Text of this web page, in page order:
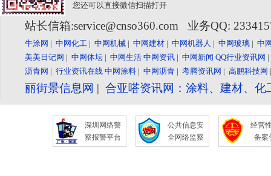
您还可以直接微信扫描打开
站长信箱:service@cnso360.com 业务QQ:
牛涂网 | 中网化工 | 中网机械 | 中网建材 | 中网机器人 | 中网玻璃 | 中
美美日记网 | 中网体坛 | 中网生活 中网资讯 | 中网新闻 QQ行业资讯网
沥青网 | 行业资讯在线 中网涂料 | 中网沥青 | 考腾资讯网 | 高鹏科技网
丽街景信息网 | 合亚嗒资讯网：涂料、建材、
深圳网络警
察报警平台
公共信息安
全网络监察
经营
备案